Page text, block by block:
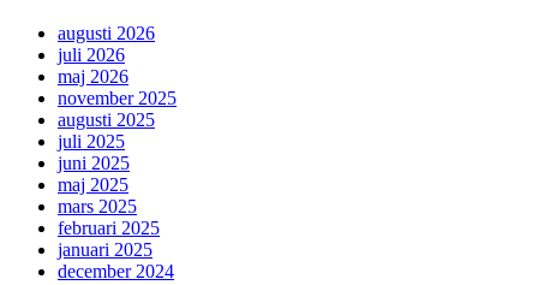
augusti 2026
juli 2026
maj 2026
november 2025
augusti 2025
juli 2025
juni 2025
maj 2025
mars 2025
februari 2025
januari 2025
december 2024